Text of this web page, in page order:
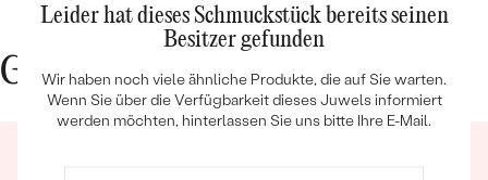
Bestseller
ANSEHEN
Gute Gründe für Eppi
Leider hat dieses Schmuckstück bereits seinen
Besitzer gefunden
Wir haben noch viele ähnliche Produkte, die auf Sie warten.
Wenn Sie über die Verfügbarkeit dieses Juwels informiert
werden möchten, hinterlassen Sie uns bitte Ihre E-Mail.